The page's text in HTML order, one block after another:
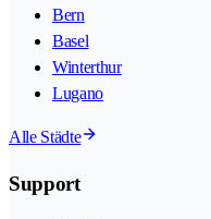
Bern
Basel
Winterthur
Lugano
Alle Städte
Support